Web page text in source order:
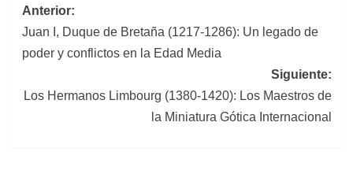
Navegación
de
entradas
Anterior:
Juan I, Duque de Bretaña (1217-1286): Un legado de
poder y conflictos en la Edad Media
Siguiente:
Los Hermanos Limbourg (1380-1420): Los Maestros de
la Miniatura Gótica Internacional